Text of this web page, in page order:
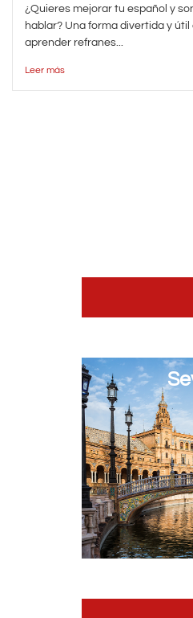
¿Quieres mejorar tu español y
hablar? Una forma divertida y
aprender refranes...
Leer más